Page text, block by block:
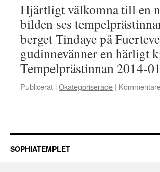
Hjärtligt välkomna till en
bilden ses
berget Tindaye på
gudinnevänner en härligt
Tempelprästinnan 2014-
Publicerat iOkategoriserade |
SOPHIATEMPLET